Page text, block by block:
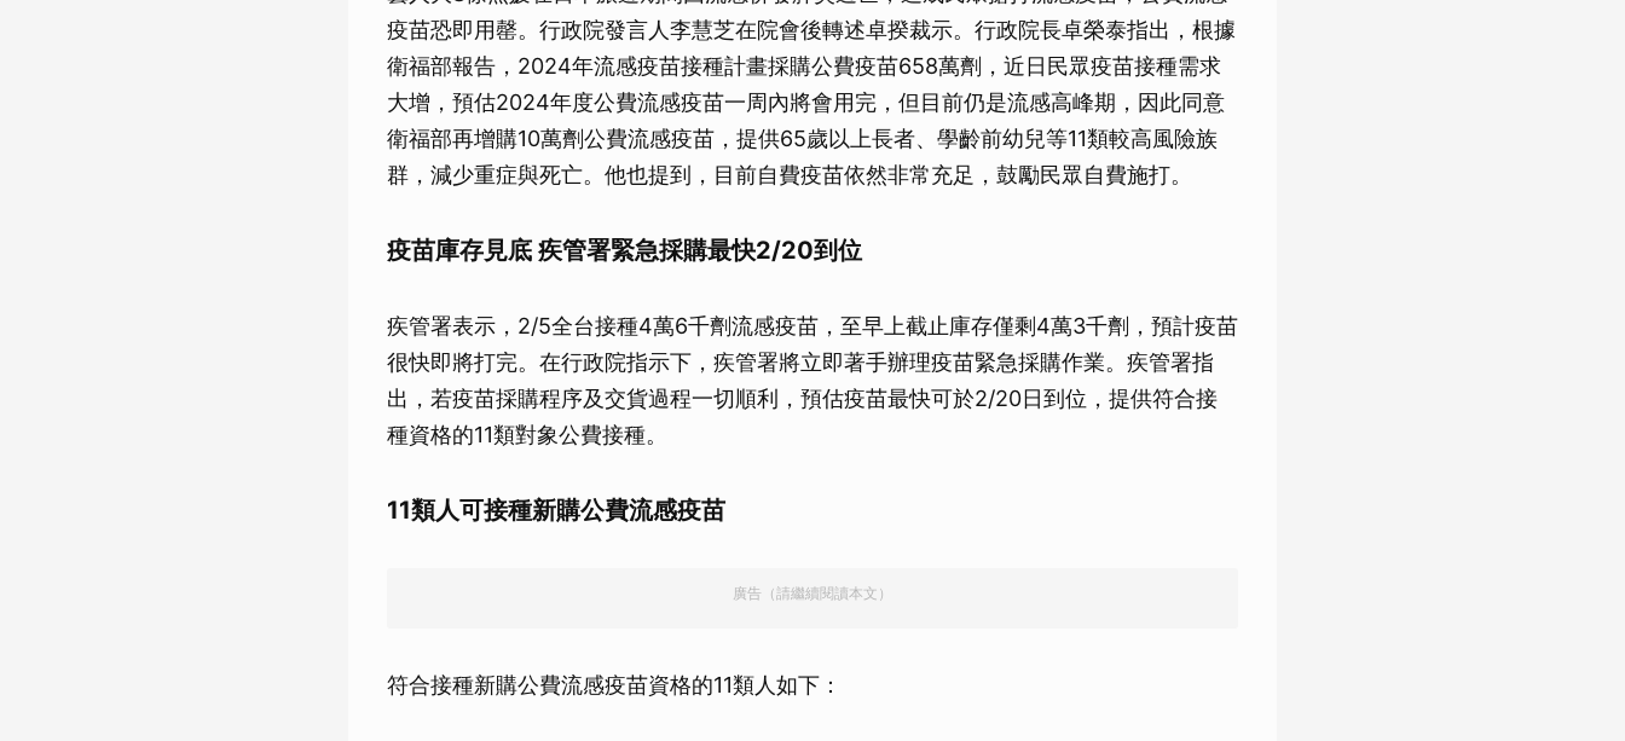
疫苗恐即用罄。行政院發言人李慧芝在院會後轉述卓揆裁示。行政院長卓榮泰指出，根據
衛福部報告，2024年流感疫苗接種計畫採購公費疫苗658萬劑，近日民眾疫苗接種需求
大增，預估2024年度公費流感疫苗一周內將會用完，但目前仍是流感高峰期，因此同意
衛福部再增購10萬劑公費流感疫苗，提供65歲以上長者、學齡前幼兒等11類較高風險族
群，減少重症與死亡。他也提到，目前自費疫苗依然非常充足，鼓勵民眾自費施打。
疫苗庫存見底 疾管署緊急採購最快2/20到位
疾管署表示，2/5全台接種4萬6千劑流感疫苗，至早上截止庫存僅剩4萬3千劑，預計疫苗
很快即將打完。在行政院指示下，疾管署將立即著手辦理疫苗緊急採購作業。疾管署指
出，若疫苗採購程序及交貨過程一切順利，預估疫苗最快可於2/20日到位，提供符合接
種資格的11類對象公費接種。
11類人可接種新購公費流感疫苗
廣告（請繼續閱讀本文）
符合接種新購公費流感疫苗資格的11類人如下：